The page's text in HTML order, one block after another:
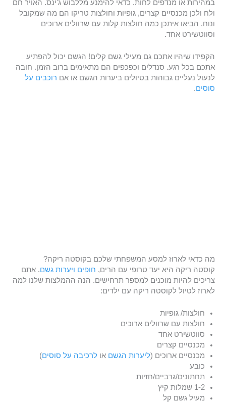
במהירות או מנדפים לחות. כדאי להימנע מללבוש ג'ינס. האויר חם
ולח ולכן מכנסיים קצרים, גופיות וחולצות טריקו הם מה שמקובל
ונוח. הביאו איתכן כמה חולצות קלות עם שרוולים ארוכים
וסווטשירט אחד.
הקפידו שיהיו אתכם גם מעילי גשם קלים! הגשם יכול להפתיע
אתכם בכל רגע. סנדלים וכפכפים הם מתאימים ברוב הזמן. חובה
לנעול נעליים גבוהות בטיולים ביערות הגשם או אם רוכבים על
סוסים.
מה כדאי לארוז למסע המשפחתי שלכם בקוסטה ריקה?
קוסטה ריקה היא יעד טרופי עם הרים, חופים ויערות גשם. אתם
צריכים להיות מוכנים למספר תרחישים. הנה ההמלצות שלנו למה
לארוז לטיול לקוסטה ריקה עם ילדים:
חולצות/ גופיות
חולצות עם שרוולים ארוכים
סווטשירט אחד
מכנסיים קצרים
מכנסיים ארוכים (ליערות הגשם אולרכיבה על סוסים)
כובע
תחתונים/גרביים/חזיות
1-2 שמלות קיץ
מעיל גשם קל